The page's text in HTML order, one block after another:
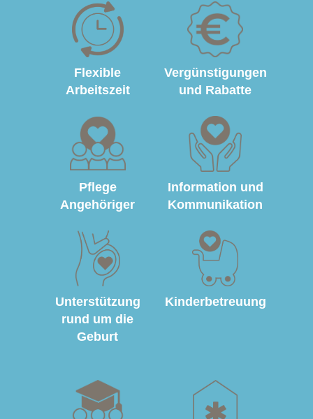
Flexible
Arbeitszeit
Vergünstigungen
und Rabatte
Pflege
Angehöriger
Information und
Kommunikation
Unterstützung
rund um die
Geburt
Kinderbetreuung